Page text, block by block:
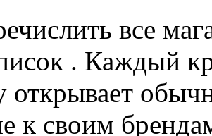
все
. Каждый
к своим